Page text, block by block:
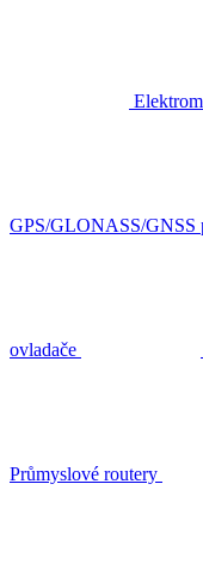
GPS/GLONASS/GNSS
ovladače
Průmyslové routery